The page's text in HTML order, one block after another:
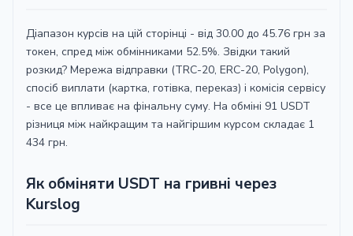
рахунок UAH
1​ USDT ≈ 4​4​.6​4​ UAH
USDT TON OTP Bank UAH
1​ USDT ≈ 4​4​.5​5​ UAH
USDT TON
1​ USDT ≈ 4​4​.5​5​ UAH
1​ USDT ≈ 4​4​.5​5​ UAH
USDT
AVALANCHE
УкрСиббанк UAH
USDT
Діапазон курсів на цій сторінці - від 30.00 до 45.76 грн за
токен, спред між обмінниками 52.5%. Звідки такий
розкид? Мережа відправки (TRC-20, ERC-20, Polygon),
спосіб виплати (картка, готівка, переказ) і комісія сервісу
- все це впливає на фінальну суму. На обміні 91 USDT
різниця між найкращим та найгіршим курсом складає 1
434 грн.
Як обміняти USDT на гривні через
Kurslog